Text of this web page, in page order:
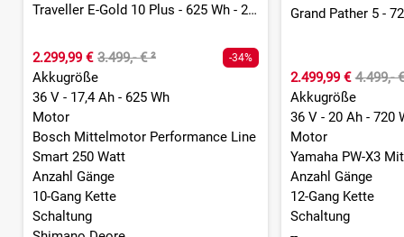
Traveller E-Gold 10 Plus - 625 Wh - 28 Zoll - Tiefeinsteiger
2.299,99 € 3.499,- €² -34%
Akkugröße
36 V - 17,4 Ah - 625 Wh
Motor
Bosch Mittelmotor Performance Line
Smart 250 Watt
Anzahl Gänge
10-Gang Kette
Schaltung
2.499,99 € 4.499,-
Akkugröße
36 V - 20 Ah - 720
Motor
Yamaha PW-X3
Anzahl Gänge
12-Gang Kette
Schaltung